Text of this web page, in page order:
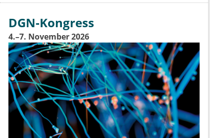
DGN-Kongress
4.–7. November 2026